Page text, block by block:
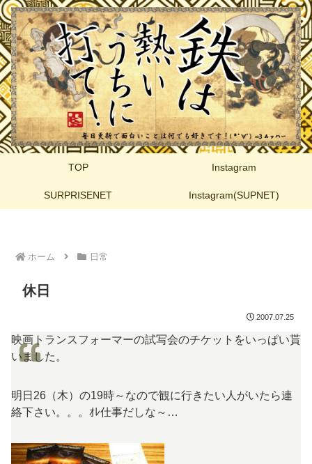
TOP Instagram
SURPRISENET Instagram(SUPNET)
ホーム 日常
休日
2007.07.25
映画トランスフォーマーの試写会のチケットをいっぱい貰
いました。
明日26（木）の19時～なので観に行きたい人がいたら連
絡下さい。。。ｵﾚ仕事だしな～…